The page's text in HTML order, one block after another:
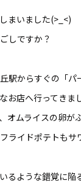
まいました(>_<)
しですか？
駅からすぐの「パ
お店へ行ってきま
オムライスの卵
ライドポテトもサ
いるような錯覚に